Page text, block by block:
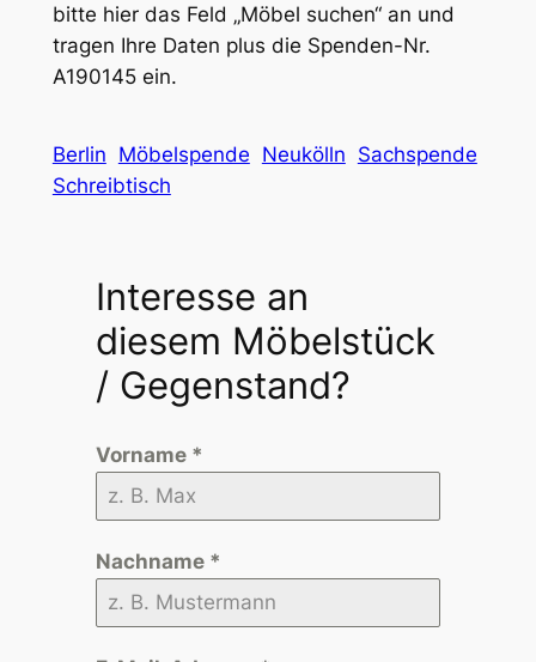
bitte hier das Feld „Möbel suchen“ an und
tragen Ihre Daten plus die Spenden-Nr.
A190145 ein.
Berlin Möbelspende Neukölln Sachspende
Schreibtisch
Interesse an
diesem Möbelstück
/ Gegenstand?
Vorname *
Nachname *